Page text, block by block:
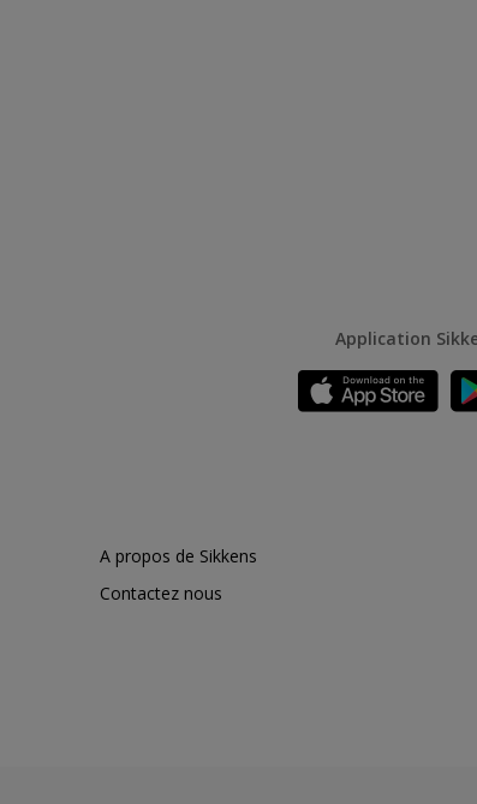
Application
A propos de Sikkens
Contactez nous